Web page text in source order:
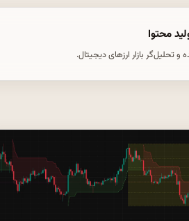
محتوا
و تحلیل‌گر بازار ارزهای دیجیتال.